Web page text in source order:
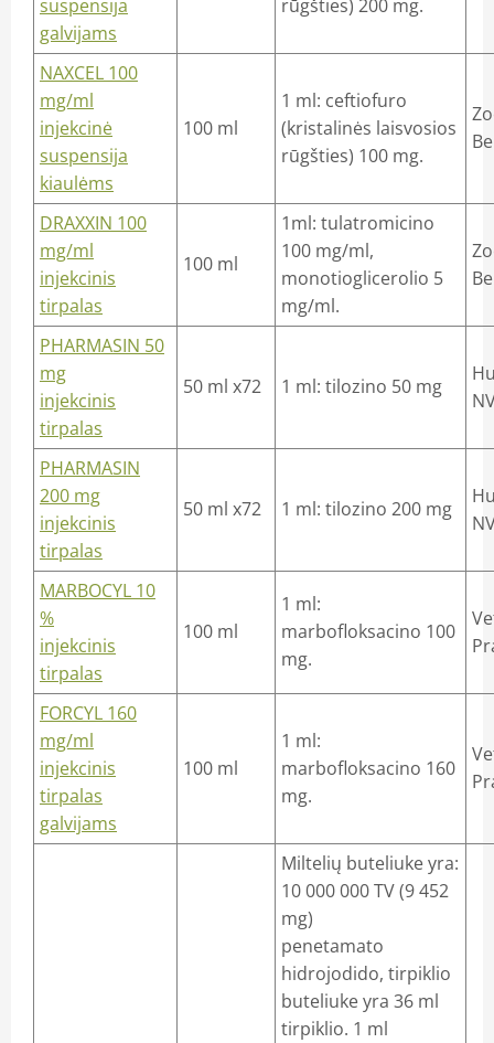
suspensija
galvijams
rūgšties) 200 mg.
NAXCEL 100
mg/ml
injekcinė
suspensija
kiaulėms
100 ml
1 ml: ceftiofuro
(kristalinės laisvosios
rūgšties) 100 mg.
DRAXXIN 100
mg/ml
injekcinis
tirpalas
100 ml
1ml: tulatromicino
100 mg/ml,
monotioglicerolio 5
mg/ml.
PHARMASIN 50
mg
injekcinis
tirpalas
50 ml x72 1 ml: tilozino 50 mg
PHARMASIN
200 mg
injekcinis
tirpalas
50 ml x72 1 ml: tilozino 200 mg
MARBOCYL 10
%
injekcinis
tirpalas
100 ml
1 ml:
marbofloksacino 100
mg.
FORCYL 160
mg/ml
injekcinis
tirpalas
galvijams
100 ml
1 ml:
marbofloksacino 160
mg.
Miltelių buteliuke yra:
10 000 000 TV (9 452
mg)
penetamato
hidrojodido, tirpiklio
buteliuke yra 36 ml
tirpiklio. 1 ml